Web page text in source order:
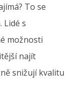
To se
Lidé s
možnosti
najít
snižují kvalitu